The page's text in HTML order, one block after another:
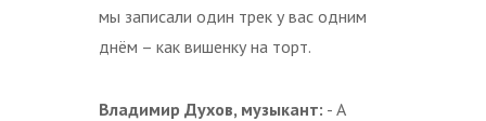
мы записали один трек у вас одним
днём – как вишенку на торт.
Владимир Духов, музыкант: - А